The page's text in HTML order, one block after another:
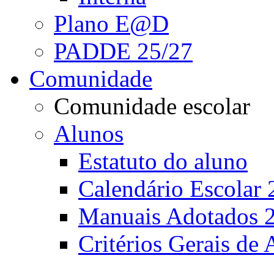
Plano E@D
PADDE 25/27
Comunidade
Comunidade escolar
Alunos
Estatuto do aluno
Calendário Escolar
Manuais Adotados
Critérios Gerais de